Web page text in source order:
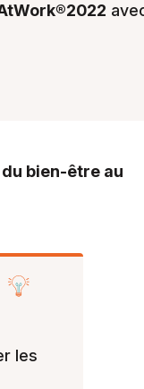
bien-être au
les